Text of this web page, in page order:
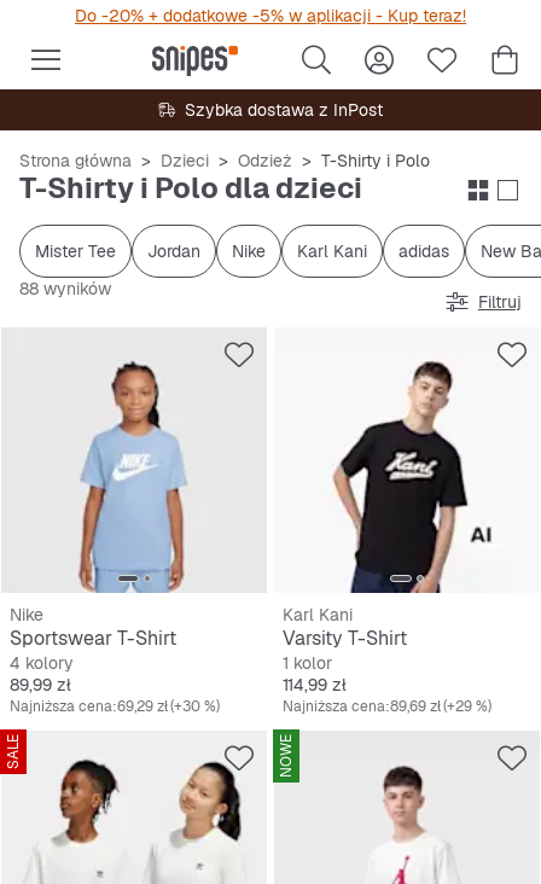
Do -20% + dodatkowe -5% w aplikacji - Kup teraz!
Szybka dostawa z InPost
Strona główna Dzieci Odzież T-Shirty i Polo
T-Shirty i Polo dla dzieci
Mister Tee Jordan Nike Karl Kani adidas
New
88 wyników
Filtruj
Nike
Sportswear T-Shirt
4 kolory
Cena
89,99 zł
Najniższa cena:69,29 zł(+30 %)
Karl Kani
Varsity T-Shirt
1 kolor
Cena
114,99 zł
Najniższa cena:89,69 zł(+29 %)
SALE NOWE